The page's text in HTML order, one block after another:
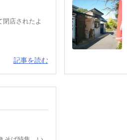
店されたよ
記事を読む